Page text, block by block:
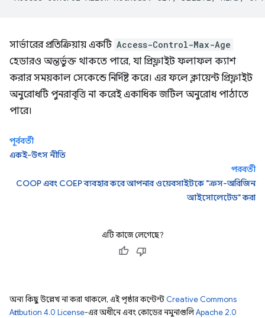
সার্ভারের প্রতিক্রিয়ায় একটি Access-Control-Max-Age
হেডারও অন্তর্ভুক্ত থাকতে পারে, যা প্রিফ্লাইট ফলাফল ক্যাশ
করার সময়কাল সেকেন্ডে নির্দিষ্ট করে। এর ফলে ক্লায়েন্ট প্রিফ্লাইট
অনুরোধটি পুনরাবৃত্তি না করেই একাধিক জটিল অনুরোধ পাঠাতে
পারে।
পূর্ববর্তী
একই-উৎস নীতি
পরবর্তী
COOP এবং COEP ব্যবহার করে আপনার ওয়েবসাইটকে "ক্রস-অরিজিন
আইসোলেটেড" করা
এটি কাজে লেগেছে?
অন্য কিছু উল্লেখ না করা থাকলে, এই পৃষ্ঠার কন্টেন্ট Creative Commons
Attribution 4.0 License-এর অধীনে এবং কোডের নমুনাগুলিApache 2.0